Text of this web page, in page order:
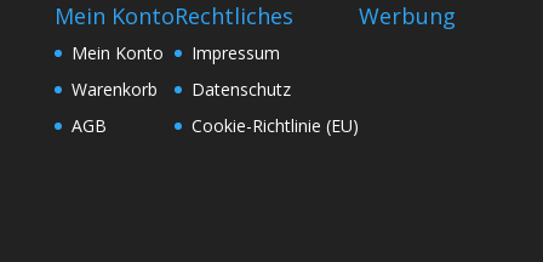
Mein Konto
Mein Konto
Warenkorb
AGB
Rechtliches
Impressum
Datenschutz
Cookie-Richtlinie (EU)
Werbung